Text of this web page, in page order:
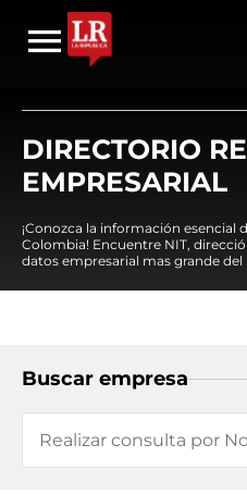
DIRECTORIO
EMPRESARIAL
¡Conozca la información esencial
Colombia! Encuentre NIT,
datos empresarial mas grande del
Buscar empresa